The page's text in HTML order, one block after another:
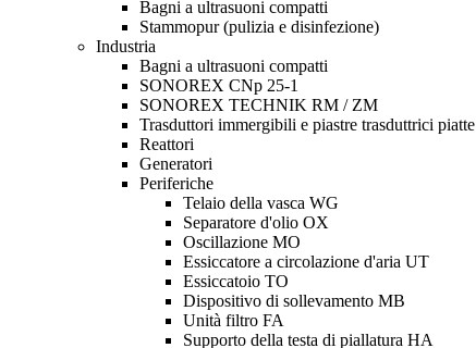
Bagni a ultrasuoni compatti
Stammopur (pulizia e disinfezione)
Industria
Bagni a ultrasuoni compatti
SONOREX CNp 25-1
SONOREX TECHNIK RM / ZM
Trasduttori immergibili e piastre trasduttrici piatte
Reattori
Generatori
Periferiche
Telaio della vasca WG
Separatore d'olio OX
Oscillazione MO
Essiccatore a circolazione d'aria UT
Essiccatoio TO
Dispositivo di sollevamento MB
Unità filtro FA
Supporto della testa di piallatura HA